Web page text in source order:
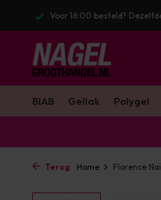
Enorm assortiment & alle
BIAB Gellak Polygel
Terug Home Florence